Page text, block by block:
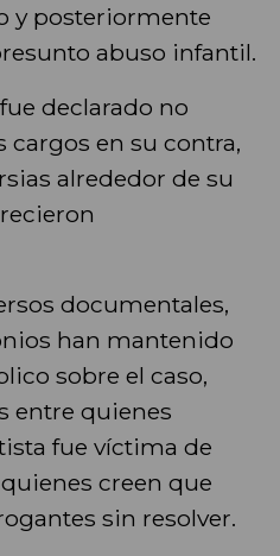
y posteriormente
abuso infantil.
declarado no
cargos en su contra,
alrededor de su
documentales,
han mantenido
sobre el caso,
entre quienes
fue víctima de
creen que
sin resolver.